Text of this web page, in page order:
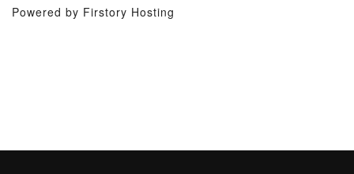
Powered by Firstory Hosting